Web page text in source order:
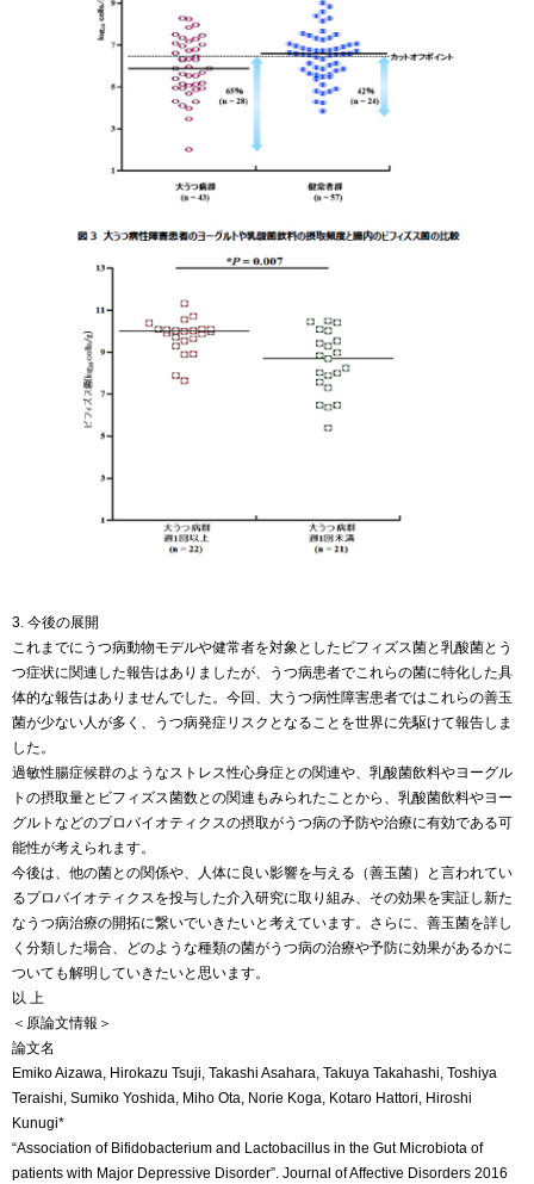
3. 今後の展開
これまでにうつ病動物モデルや健常者を対象としたビフィズス菌と乳酸菌とう
つ症状に関連した報告はありましたが、うつ病患者でこれらの菌に特化した具
体的な報告はありませんでした。今回、大うつ病性障害患者ではこれらの善玉
菌が少ない人が多く、うつ病発症リスクとなることを世界に先駆けて報告しま
した。
過敏性腸症候群のようなストレス性心身症との関連や、乳酸菌飲料やヨーグル
トの摂取量とビフィズス菌数との関連もみられたことから、乳酸菌飲料やヨー
グルトなどのプロバイオティクスの摂取がうつ病の予防や治療に有効である可
能性が考えられます。
今後は、他の菌との関係や、人体に良い影響を与える（善玉菌）と言われてい
るプロバイオティクスを投与した介入研究に取り組み、その効果を実証し新た
なうつ病治療の開拓に繋いでいきたいと考えています。さらに、善玉菌を詳し
く分類した場合、どのような種類の菌がうつ病の治療や予防に効果があるかに
ついても解明していきたいと思います。
以 上
＜原論文情報＞
論文名
Emiko Aizawa, Hirokazu Tsuji, Takashi Asahara, Takuya Takahashi, Toshiya
Teraishi, Sumiko Yoshida, Miho Ota, Norie Koga, Kotaro Hattori, Hiroshi
Kunugi*
“Association of Bifidobacterium and Lactobacillus in the Gut Microbiota of
patients with Major Depressive Disorder”. Journal of Affective Disorders 2016